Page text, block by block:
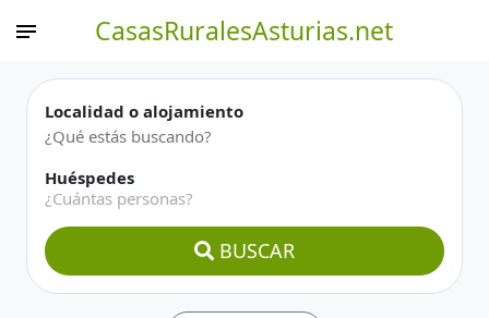
CasasRuralesAsturias.net
Localidad o alojamiento
Huéspedes
¿Cuántas personas?
BUSCAR